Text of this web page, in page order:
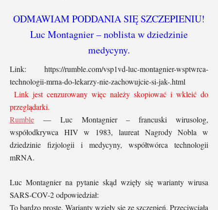
ODMAWIAM PODDANIA SIĘ SZCZEPIENIU!
Luc Montagnier – noblista w dziedzinie
medycyny.
Link: https://rumble.com/vsp1vd-luc-montagnier-wsptwrca-
technologii-mrna-do-lekarzy-nie-zachowujcie-si-jak-.html
Link jest cenzurowany więc należy skopiować i wkleić do
przeglądarki.
Rumble —Luc Montagnier – francuski wirusolog,
współodkrywca HIV w 1983, laureat Nagrody Nobla w
dziedzinie fizjologii i medycyny, współtwórca technologii
mRNA.
Luc Montagnier na pytanie skąd wzięły się warianty wirusa
SARS-COV-2 odpowiedział:
To bardzo proste. Warianty wzięły się ze szczepień. Przeciwciała